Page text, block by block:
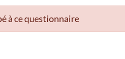
à ce questionnaire